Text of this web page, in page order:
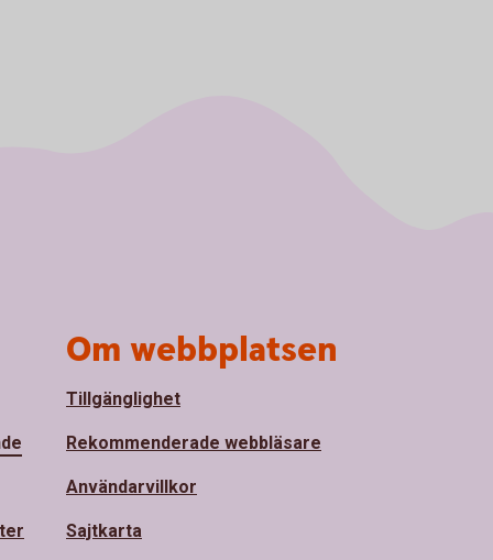
Om webbplatsen
Tillgänglighet
Rekommenderade webbläsare
Användarvillkor
Sajtkarta